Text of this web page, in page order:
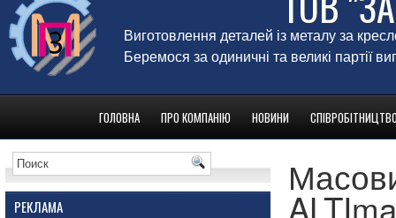
Виготовлення деталей із металу за
Беремося за одиничні та великі партії
ГОЛОВНА ПРО КОМПАНІЮ НОВИНИ
РЕКЛАМА